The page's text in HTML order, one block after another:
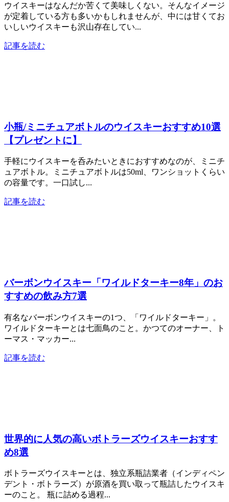
ウイスキーはなんだか苦くて美味しくない。そんなイメージ
が定着している方も多いかもしれませんが、中には甘くてお
いしいウイスキーも沢山存在してい...
記事を読む
小瓶/ミニチュアボトルのウイスキーおすすめ10選
【プレゼントに】
手軽にウイスキーを呑みたいときにおすすめなのが、ミニチ
ュアボトル。ミニチュアボトルは50ml、ワンショットくらい
の容量です。一口試し...
記事を読む
バーボンウイスキー「ワイルドターキー8年」のお
すすめの飲み方7選
有名なバーボンウイスキーの1つ、「ワイルドターキー」。
ワイルドターキーとは七面鳥のこと。かつてのオーナー、ト
ーマス・マッカー...
記事を読む
世界的に人気の高いボトラーズウイスキーおすす
め8選
ボトラーズウイスキーとは、独立系瓶詰業者（インディペン
デント・ボトラーズ）が原酒を買い取って瓶詰したウイスキ
ーのこと。 瓶に詰める過程...